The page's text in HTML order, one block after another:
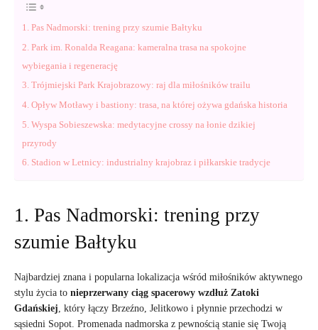
1. Pas Nadmorski: trening przy szumie Bałtyku
2. Park im. Ronalda Reagana: kameralna trasa na spokojne
wybiegania i regenerację
3. Trójmiejski Park Krajobrazowy: raj dla miłośników trailu
4. Opływ Motławy i bastiony: trasa, na której ożywa gdańska historia
5. Wyspa Sobieszewska: medytacyjne crossy na łonie dzikiej
przyrody
6. Stadion w Letnicy: industrialny krajobraz i piłkarskie tradycje
1. Pas Nadmorski: trening przy
szumie Bałtyku
Najbardziej znana i popularna lokalizacja wśród miłośników aktywnego
stylu życia to nieprzerwany ciąg spacerowy wzdłuż Zatoki
Gdańskiej, który łączy Brzeźno, Jelitkowo i płynnie przechodzi w
sąsiedni Sopot. Promenada nadmorska z pewnością stanie się Twoją